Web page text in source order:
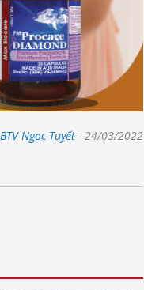
BTV Ngọc Tuyết - 24/03/2022